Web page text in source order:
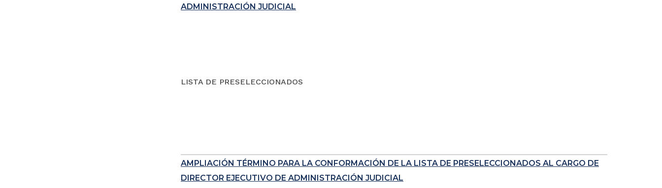
ADMINISTRACIÓN JUDICIAL
LISTA DE PRESELECCIONADOS
AMPLIACIÓN TÉRMINO PARA LA CONFORMACIÓN DE LA LISTA DE PRESELECCIONADOS AL CARGO DE
DIRECTOR EJECUTIVO DE ADMINISTRACIÓN JUDICIAL